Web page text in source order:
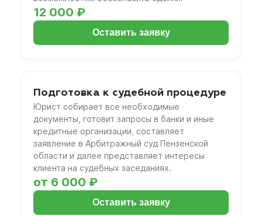
12 000 ₽
Оставить заявку
Подготовка к судебной процедуре
Юрист собирает все необходимые
документы, готовит запросы в банки и иные
кредитные организации, составляет
заявление в Арбитражный суд Пензенской
области и далее представляет интересы
клиента на судебных заседаниях.
от 6 000 ₽
Оставить заявку